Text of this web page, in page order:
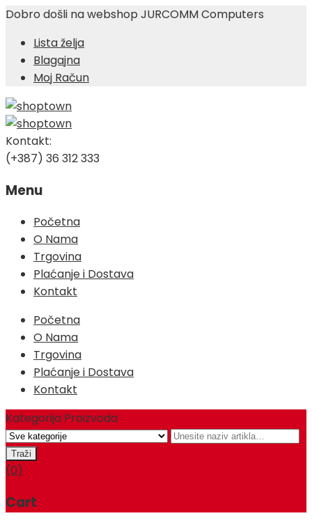
Dobro došli na webshop JURCOMM Computers
Lista želja
Blagajna
Moj Račun
Kontakt:
(+387) 36 312 333
Menu
Skip
content
Početna
O Nama
Trgovina
Plaćanje i Dostava
Kontakt
Početna
O Nama
Trgovina
Plaćanje i Dostava
Kontakt
Kategorija Proizvoda
(0)
Cart